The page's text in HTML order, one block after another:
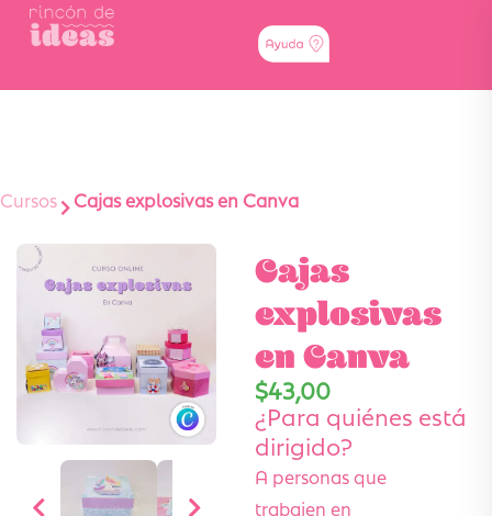
Cursos Cajas explosivas en Canva
Cajas
explosivas
en Canva
$43,00
¿Para quiénes está
dirigido?
A personas que
trabajen en